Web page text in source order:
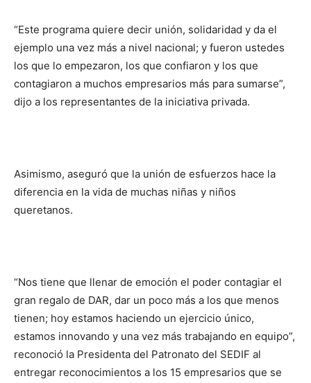
“Este programa quiere decir unión, solidaridad y da el
ejemplo una vez más a nivel nacional; y fueron ustedes
los que lo empezaron, los que confiaron y los que
contagiaron a muchos empresarios más para sumarse”,
dijo a los representantes de la iniciativa privada.
Asimismo, aseguró que la unión de esfuerzos hace la
diferencia en la vida de muchas niñas y niños
queretanos.
“Nos tiene que llenar de emoción el poder contagiar el
gran regalo de DAR, dar un poco más a los que menos
tienen; hoy estamos haciendo un ejercicio único,
estamos innovando y una vez más trabajando en equipo”,
reconoció la Presidenta del Patronato del SEDIF al
entregar reconocimientos a los 15 empresarios que se